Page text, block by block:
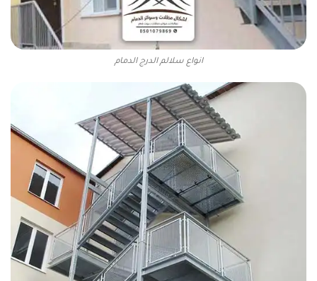
انواع سلالم الدرج الدمام